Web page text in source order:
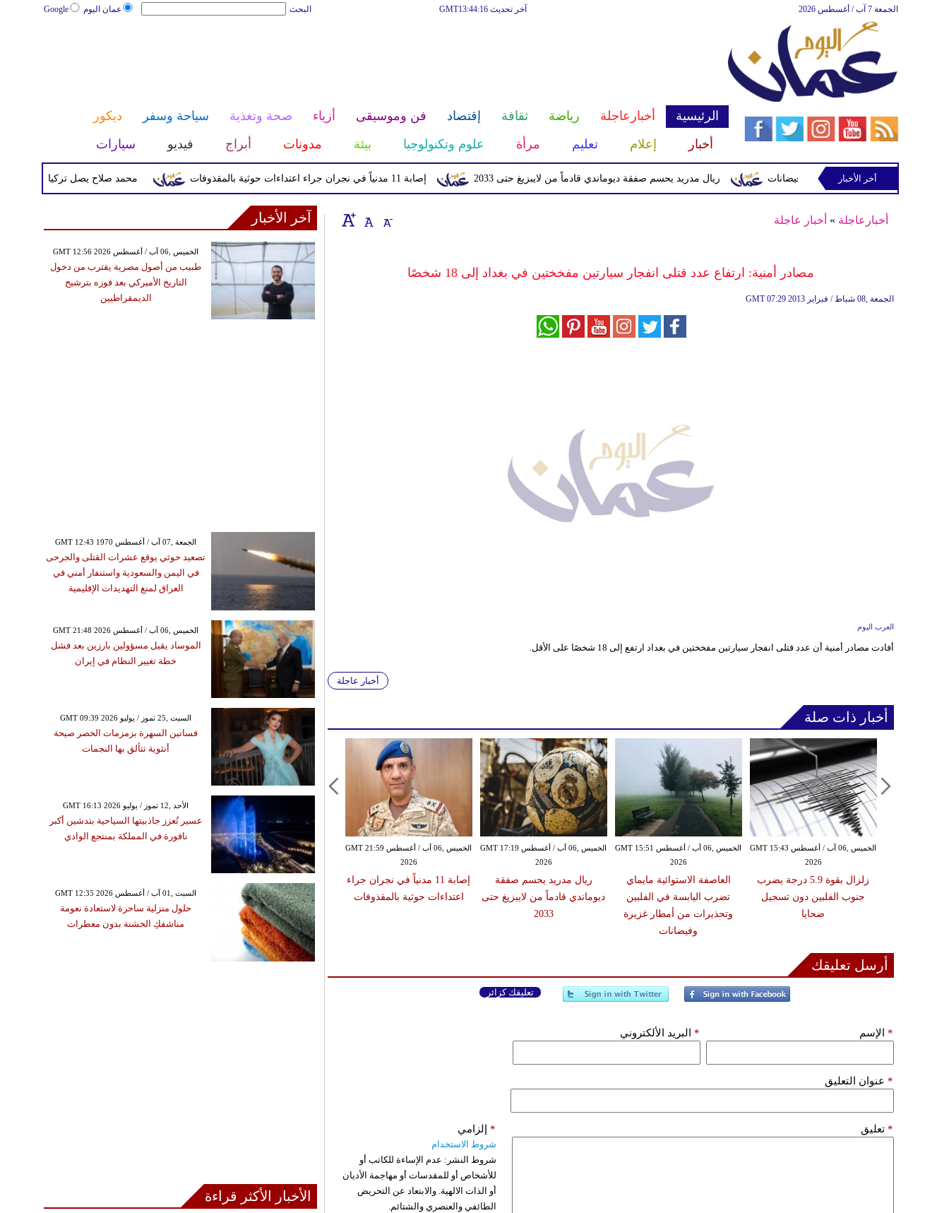
عمان اليوم Google البحث آخر تحديث GMT13:44:16 الجمعة 7 آب / أغسطس 2026
الرئيسية أخبارعاجلة رياضة ثقافة إقتصاد فن وموسيقى أزياء صحة وتغذية سياحة وسفر
ديكور
أخبار
إعلام تعليم مرأة علوم وتكنولوجيا بيئة مدونات أبراج فيديو سيارات
محمد صلاح يصل تركيا الأربعاء لإتمام إصابة 11 مدنياً في نجران جراء اعتداءات حوثية بالمقذوفات ريال مدريد يحسم صفقة ديوماندي قادماً من لايبزيغ حتى 2033 من أمطار غزيرة وفيضانات
أخر الأخبار
أخبارعاجلة » أخبار عاجلة
مصادر أمنية: ارتفاع عدد قتلى انفجار سيارتين مفخختين في بغداد إلى 18 شخصًا
GMT 07:29 2013 الجمعة ,08 شباط / فبراير
العرب اليوم
أفادت مصادر أمنية أن عدد قتلى انفجار سيارتين مفخختين في بغداد ارتفع إلى 18 شخصًا على الأقل.
أخبار عاجلة
أخبار ذات صلة
الخميس ,06 آب / أغسطس GMT 21:59
2026
إصابة 11 مدنياً في نجران جراء
اعتداءات حوثية بالمقذوفات
الخميس ,06 آب / أغسطس GMT 17:19
2026
ريال مدريد يحسم صفقة
ديوماندي قادماً من لايبزيغ حتى
2033
الخميس ,06 آب / أغسطس GMT 15:51
2026
العاصفة الاستوائية مايماي
تضرب اليابسة في الفلبين
وتحذيرات من أمطار غزيرة
وفيضانات
الخميس ,06 آب / أغسطس GMT 15:43
2026
زلزال بقوة 5.9 درجة يضرب
جنوب الفلبين دون تسجيل
ضحايا
أرسل تعليقك
تعليقك كزائر
الإسم * البريد الألكتروني *
عنوان التعليق *
تعليق * إلزامي *
شروط الاستخدام
شروط النشر: عدم الإساءة للكاتب أو
للأشخاص أو للمقدسات أو مهاجمة الأديان
أو الذات الالهية. والابتعاد عن التحريض
الطائفي والعنصري والشتائم.
آخر الأخبار
GMT 12:56 2026 الخميس ,06 آب / أغسطس
طبيب من أصول مصرية يقترب من دخول
التاريخ الأميركي بعد فوزه بترشيح
الديمقراطيين
GMT 12:43 1970 الجمعة ,07 آب / أغسطس
تصعيد حوثي يوقع عشرات القتلى والجرحى
في اليمن والسعودية واستنفار أمني في
العراق لمنع التهديدات الإقليمية
GMT 21:48 2026 الخميس ,06 آب / أغسطس
الموساد يقيل مسؤولين بارزين بعد فشل
خطة تغيير النظام في إيران
GMT 09:39 2026 السبت ,25 تموز / يوليو
فساتين السهرة بزمزمات الخصر صيحة
أنثوية تتألق بها النجمات
GMT 16:13 2026 الأحد ,12 تموز / يوليو
عسير تُعزز جاذبيتها السياحية بتدشين أكبر
نافورة في المملكة بمنتجع الوادي
GMT 12:35 2026 السبت ,01 آب / أغسطس
حلول منزلية ساحرة لاستعادة نعومة
مناشفكِ الخشنة بدون معطرات
الأخبار الأكثر قراءة